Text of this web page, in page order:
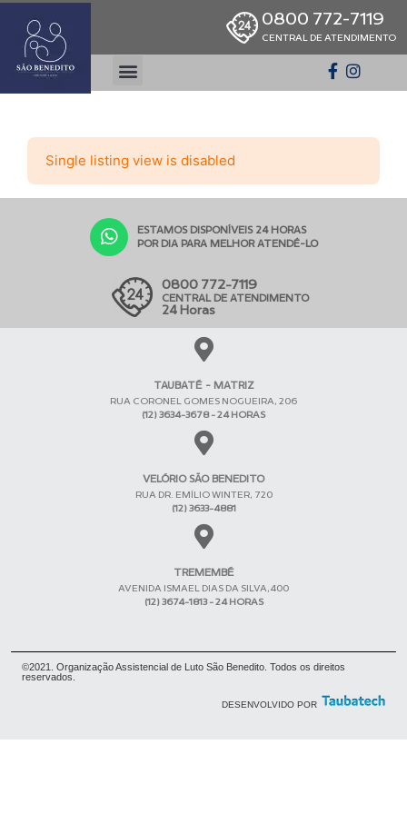
0800 772-7119
CENTRAL DE ATENDIMENTO
Single listing view is disabled
ESTAMOS DISPONÍVEIS 24 HORAS
POR DIA PARA MELHOR ATENDÊ-LO
0800 772-7119
CENTRAL DE ATENDIMENTO
24 Horas
TAUBATÉ - MATRIZ
RUA CORONEL GOMES NOGUEIRA, 206
(12) 3634-3678 - 24 HORAS
VELÓRIO SÃO BENEDITO
RUA DR. EMÍLIO WINTER, 720
(12) 3633-4881
TREMEMBÉ
AVENIDA ISMAEL DIAS DA SILVA,400
(12) 3674-1813 - 24 HORAS
©2021. Organização Assistencial de Luto São Benedito. Todos os direitos
reservados.
DESENVOLVIDO POR